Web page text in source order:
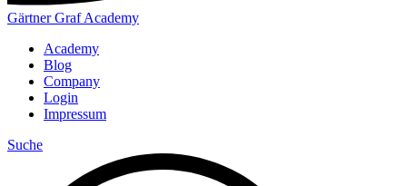
Gärtner Graf Academy
Academy
Blog
Company
Login
Impressum
Suche